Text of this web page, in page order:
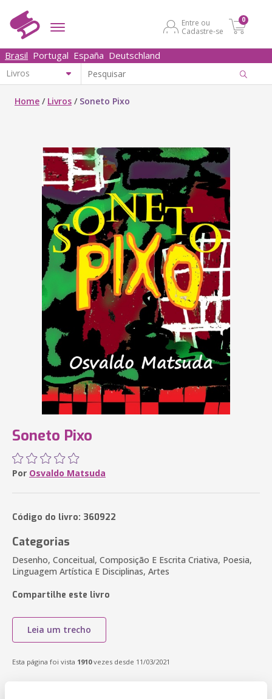
Entre ou
Cadastre-se
0
Brasil Portugal España Deutschland
Home / Livros / Soneto Pixo
Soneto Pixo
Por Osvaldo Matsuda
Código do livro: 360922
Categorias
Desenho, Conceitual, Composição E Escrita Criativa, Poesia,
Linguagem Artística E Disciplinas, Artes
Compartilhe este livro
Leia um trecho
Esta página foi vista 1910vezes desde 11/03/2021